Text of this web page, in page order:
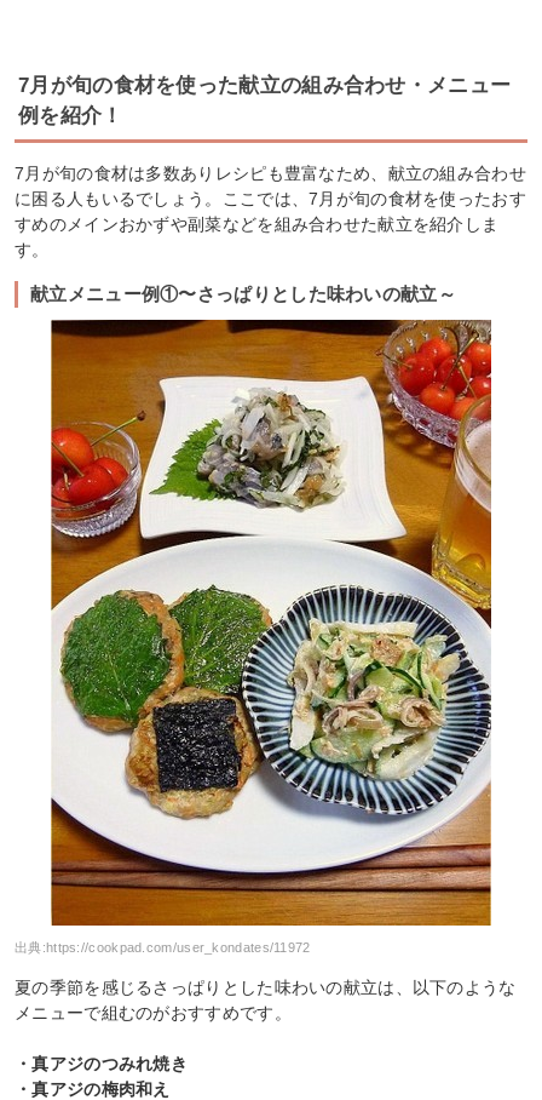
7月が旬の食材を使った献立の組み合わせ・メニュー
例を紹介！
7月が旬の食材は多数ありレシピも豊富なため、献立の組み合わせ
に困る人もいるでしょう。ここでは、7月が旬の食材を使ったおす
すめのメインおかずや副菜などを組み合わせた献立を紹介しま
す。
献立メニュー例①〜さっぱりとした味わいの献立～
出典:https://cookpad.com/user_kondates/11972
夏の季節を感じるさっぱりとした味わいの献立は、以下のような
メニューで組むのがおすすめです。
・真アジのつみれ焼き
・真アジの梅肉和え